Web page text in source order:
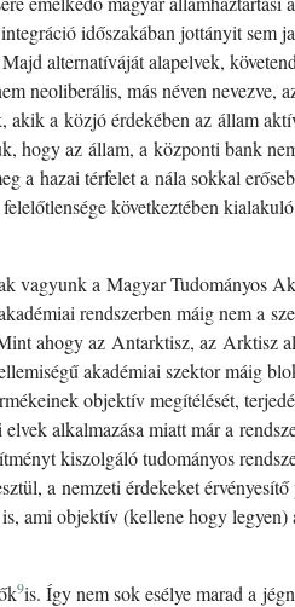
időszakában jottányit sem
alternatíváját alapelvek,
neoliberális, más néven nevezve,
a közjó érdekében az állam
hogy az állam, a központi bank
a hazai térfelet a nála sokkal
következtében
vagyunk a Magyar Tudományos
rendszerben máig nem a
ahogy az Antarktisz, az Arktisz
akadémiai szektor máig
objektív megítélését,
alkalmazása miatt már a
kiszolgáló tudományos
a nemzeti érdekeket
ami objektív (kellene hogy
9is. Így nem sok esélye marad a